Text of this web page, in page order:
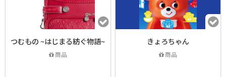
つむもの ~はじまる紡ぐ物語~
商品
きょろちゃん
商品